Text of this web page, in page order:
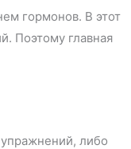
гормонов. В этот
Поэтому главная
либо